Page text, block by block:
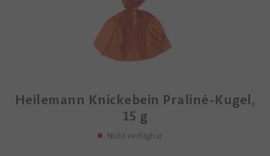
Heilemann Knickebein Praliné-Kugel,
15 g
Nicht verfügbar